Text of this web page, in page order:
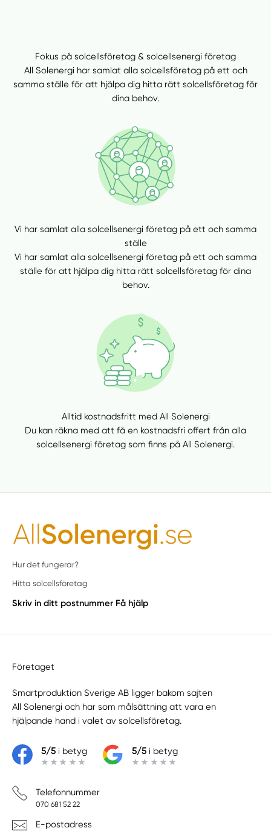
Fokus på solcellsföretag & solcellsenergi företag
All Solenergi har samlat alla solcellsföretag på ett och
samma ställe för att hjälpa dig hitta rätt solcellsföretag för
dina behov.
Vi har samlat alla solcellsenergi företag på ett och samma
ställe
Vi har samlat alla solcellsenergi företag på ett och samma
ställe för att hjälpa dig hitta rätt solcellsföretag för dina
behov.
Alltid kostnadsfritt med All Solenergi
Du kan räkna med att få en kostnadsfri offert från alla
solcellsenergi företag som finns på All Solenergi.
Hur det fungerar?
Hitta solcellsföretag
Skriv in ditt postnummer Få hjälp
Företaget
Smartproduktion Sverige AB ligger bakom sajten
All Solenergi och har som målsättning att vara en
hjälpande hand i valet av solcellsföretag.
5/5i betyg 5/5i betyg
Telefonnummer
070 681 52 22
E-postadress